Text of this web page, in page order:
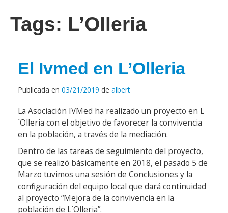
Tags: L’Olleria
El Ivmed en L’Olleria
Publicada en 03/21/2019 de albert
La Asociación IVMed ha realizado un proyecto en L
´Olleria con el objetivo de favorecer la convivencia
en la población, a través de la mediación.
Dentro de las tareas de seguimiento del proyecto,
que se realizó básicamente en 2018, el pasado 5 de
Marzo tuvimos una sesión de Conclusiones y la
configuración del equipo local que dará continuidad
al proyecto “Mejora de la convivencia en la
población de L´Olleria”.